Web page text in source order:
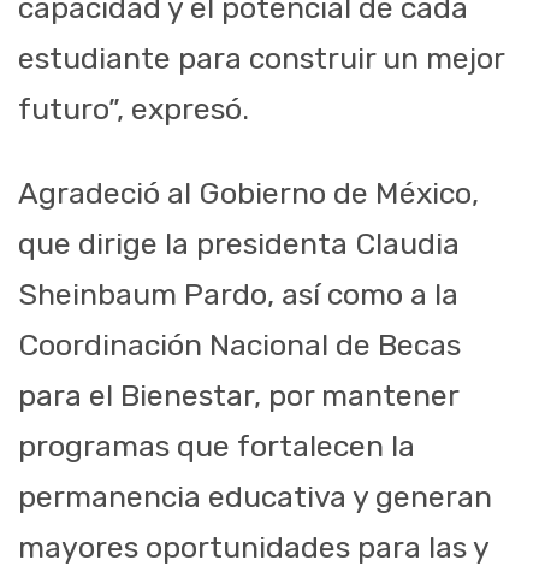
capacidad y el potencial de cada
estudiante para construir un mejor
futuro”, expresó.
Agradeció al Gobierno de México,
que dirige la presidenta Claudia
Sheinbaum Pardo, así como a la
Coordinación Nacional de Becas
para el Bienestar, por mantener
programas que fortalecen la
permanencia educativa y generan
mayores oportunidades para las y